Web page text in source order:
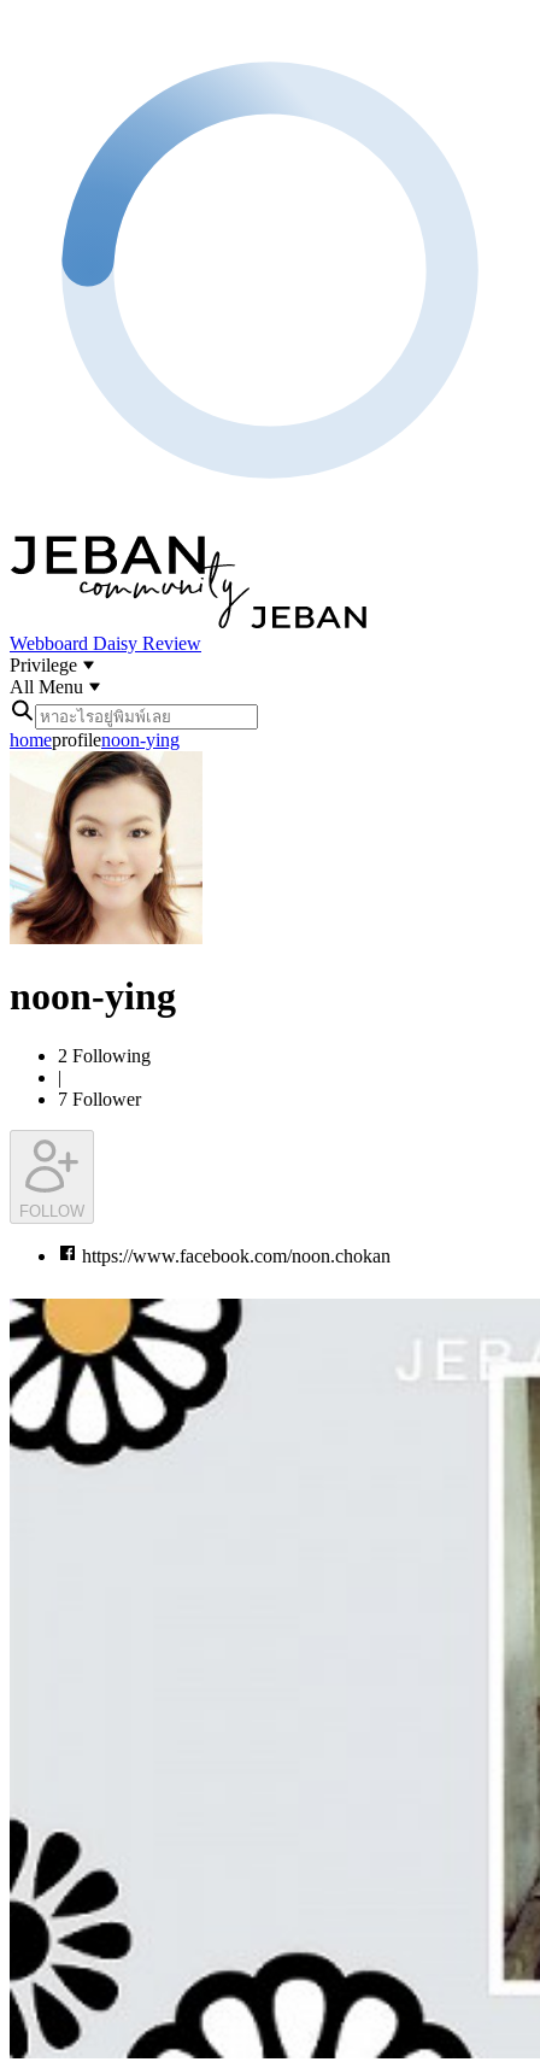
Webboard Daisy Review
Privilege
All Menu
homeprofilenoon-ying
noon-ying
2 Following
|
7 Follower
FOLLOW
https://www.facebook.com/noon.chokan